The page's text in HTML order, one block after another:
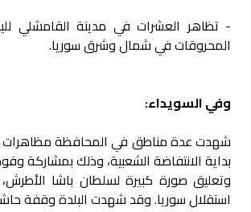
- تظاهر العشرات في مدينة القامشلي
المحروقات في شمال وشرق سوريا.
وفي السويداء:
شهدت عدة مناطق في المحافظة مظاهرات
بداية الانتفاضة الشعبية، وذلك بمشاركة
وتعليق صورة كبيرة لسلطان باشا الأطرش،
استقلال سوريا. وقد شهدت البلدة وقفة